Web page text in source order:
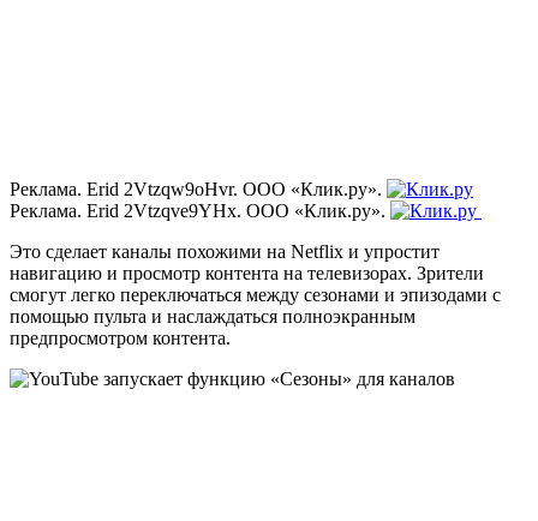
Реклама. Erid 2Vtzqw9oHvr. ООО «Клик.ру».
Реклама. Erid 2Vtzqve9YHx. ООО «Клик.ру».
Это сделает каналы похожими на Netflix и упростит
навигацию и просмотр контента на телевизорах. Зрители
смогут легко переключаться между сезонами и эпизодами с
помощью пульта и наслаждаться полноэкранным
предпросмотром контента.